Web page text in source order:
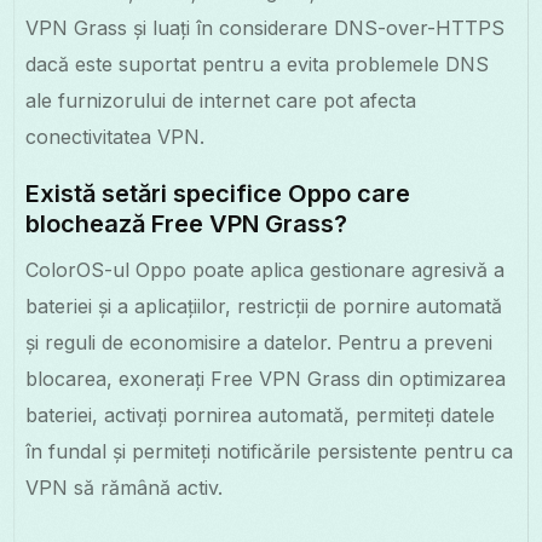
VPN Grass și luați în considerare DNS-over-HTTPS
dacă este suportat pentru a evita problemele DNS
ale furnizorului de internet care pot afecta
conectivitatea VPN.
Există setări specifice Oppo care
blochează Free VPN Grass?
ColorOS-ul Oppo poate aplica gestionare agresivă a
bateriei și a aplicațiilor, restricții de pornire automată
și reguli de economisire a datelor. Pentru a preveni
blocarea, exonerați Free VPN Grass din optimizarea
bateriei, activați pornirea automată, permiteți datele
în fundal și permiteți notificările persistente pentru ca
VPN să rămână activ.